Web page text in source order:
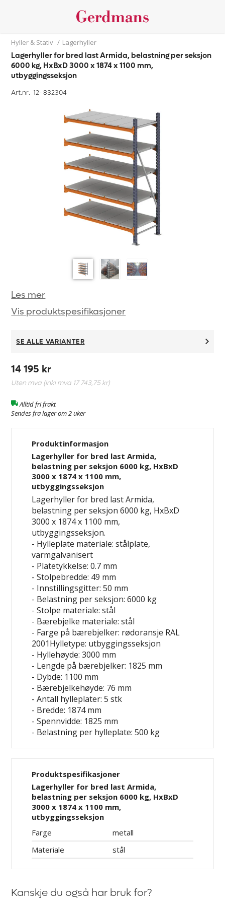
Hyller & Stativ / Lagerhyller
Lagerhyller for bred last Armida, belastning per seksjon
6000 kg, HxBxD 3000 x 1874 x 1100 mm,
utbyggingsseksjon
Art.nr. 12-832304
Les mer
Vis produktspesifikasjoner
SE ALLE VARIANTER
14 195 kr
Uten mva (Inkl mva 17 743,75 kr)
Alltid fri frakt
Sendes fra lager om 2 uker
Produktinformasjon
Lagerhyller for bred last Armida,
belastning per seksjon 6000 kg, HxBxD
3000 x 1874 x 1100 mm,
utbyggingsseksjon
Lagerhyller for bred last Armida,
belastning per seksjon 6000 kg, HxBxD
3000 x 1874 x 1100 mm,
utbyggingsseksjon.
- Hylleplate materiale: stålplate,
varmgalvanisert
- Platetykkelse: 0.7 mm
- Stolpebredde: 49 mm
- Innstillingsgitter: 50 mm
- Belastning per seksjon: 6000 kg
- Stolpe materiale: stål
- Bærebjelke materiale: stål
- Farge på bærebjelker: rødoransje RAL
2001Hylletype: utbyggingsseksjon
- Hyllehøyde: 3000 mm
- Lengde på bærebjelker: 1825 mm
- Dybde: 1100 mm
- Bærebjelkehøyde: 76 mm
- Antall hylleplater: 5 stk
- Bredde: 1874 mm
- Spennvidde: 1825 mm
- Belastning per hylleplate: 500 kg
Produktspesifikasjoner
Lagerhyller for bred last Armida,
belastning per seksjon 6000 kg, HxBxD
3000 x 1874 x 1100 mm,
utbyggingsseksjon
Farge
metall
Materiale
stål
Kanskje du også har bruk for?